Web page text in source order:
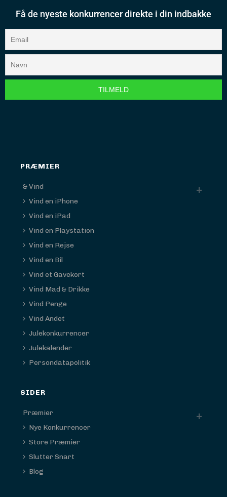
Få de nyeste konkurrencer direkte i din indbakke
PRÆMIER
& Vind
Vind en iPhone
Vind en iPad
Vind en Playstation
Vind en Rejse
Vind en Bil
Vind et Gavekort
Vind Mad & Drikke
Vind Penge
Vind Andet
Julekonkurrencer
Julekalender
Persondatapolitik
SIDER
Præmier
Nye Konkurrencer
Store Præmier
Slutter Snart
Blog